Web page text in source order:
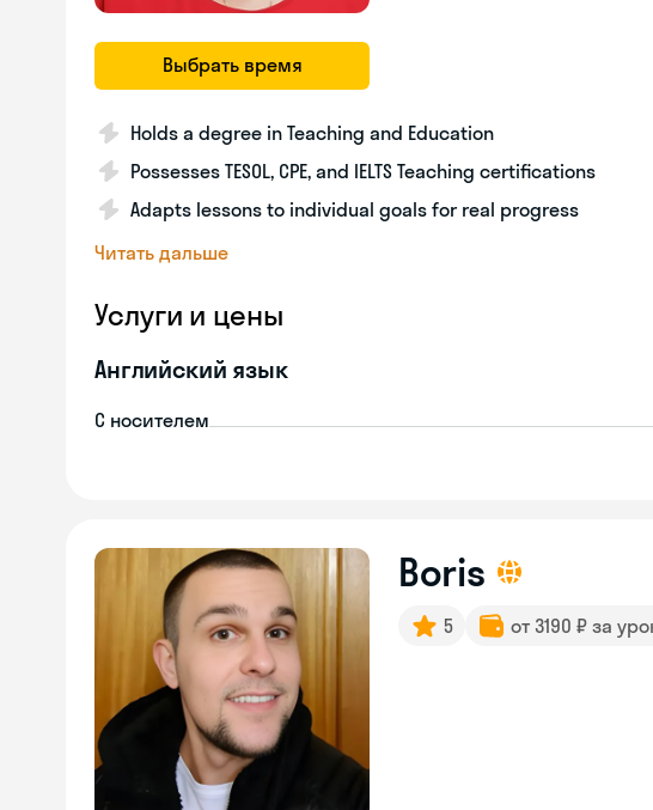
Выбрать время
Holds a degree in Teaching and Education
Possesses TESOL, CPE, and IELTS Teaching certifications
Adapts lessons to individual goals for real progress
Читать дальше
Услуги и цены
Английский язык
С носителем
Boris
5 от 3190 ₽ за